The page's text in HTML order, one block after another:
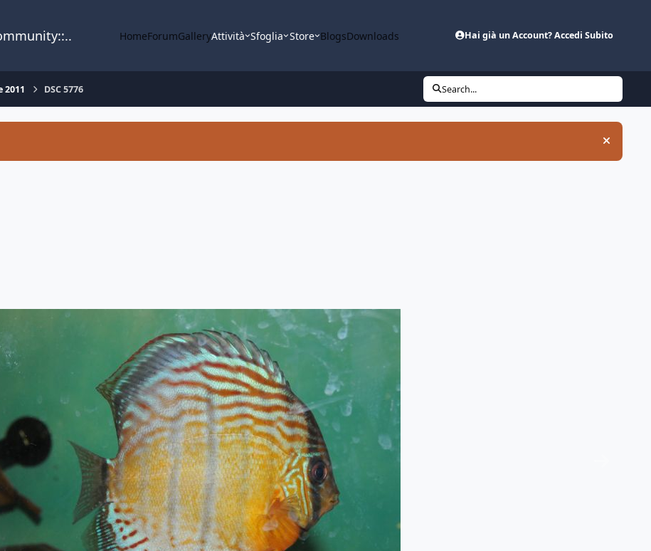
HomeForumGalleryAttività Sfoglia Store BlogsDownloads Hai già un Account? Accedi Subito
2011 DSC 5776 Search...
Hide